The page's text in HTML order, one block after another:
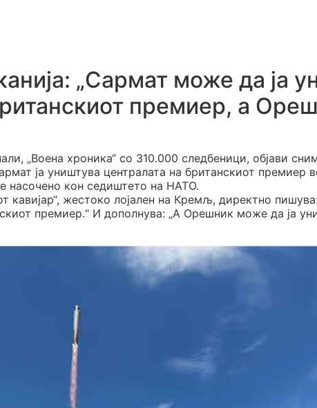
„Сармат може да ја
премиер, а
„Воена хроника“ со 310.000 следбеници, објави
ја уништува централата на британскиот премиер
насочено кон седиштето на НАТО.
кавијар“, жестоко лојален на Кремљ, директно
премиер.“ И дополнува: „А Орешник може да ја